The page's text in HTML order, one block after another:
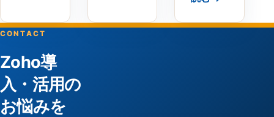
CONTACT
Zoho導
入・活用の
お悩みを